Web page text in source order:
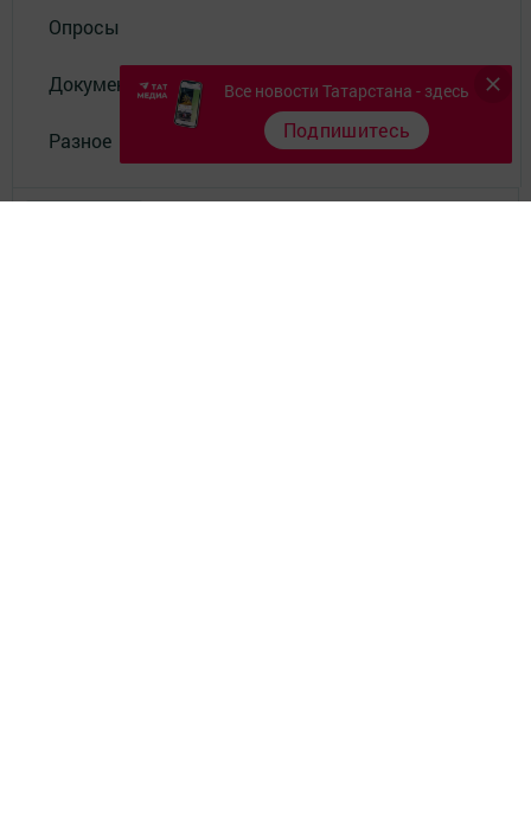
Опросы
Документы филиала
Разное
Все новости Татарстана - здесь
Подпишитесь